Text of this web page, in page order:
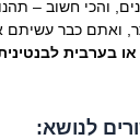
והכי חשוב –
ואתם כבר עשיתם
לנושא: